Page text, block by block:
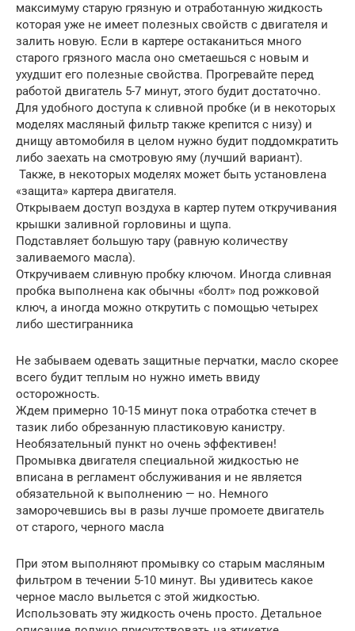
максимуму старую грязную и отработанную жидкость
которая уже не имеет полезных свойств с двигателя и
залить новую. Если в картере остаканиться много
старого грязного масла оно сметаешься с новым и
ухудшит его полезные свойства. Прогревайте перед
работой двигатель 5-7 минут, этого будит достаточно.
Для удобного доступа к сливной пробке (и в некоторых
моделях масляный фильтр также крепится с низу) и
днищу автомобиля в целом нужно будит поддомкратить
либо заехать на смотровую яму (лучший вариант).
Также, в некоторых моделях может быть установлена
«защита» картера двигателя.
Открываем доступ воздуха в картер путем откручивания
крышки заливной горловины и щупа.
Подставляет большую тару (равную количеству
заливаемого масла).
Откручиваем сливную пробку ключом. Иногда сливная
пробка выполнена как обычны «болт» под рожковой
ключ, а иногда можно открутить с помощью четырех
либо шестигранника
Не забываем одевать защитные перчатки, масло скорее
всего будит теплым но нужно иметь ввиду
осторожность.
Ждем примерно 10-15 минут пока отработка стечет в
тазик либо обрезанную пластиковую канистру.
Необязательный пункт но очень эффективен!
Промывка двигателя специальной жидкостью не
вписана в регламент обслуживания и не является
обязательной к выполнению — но. Немного
заморочевшись вы в разы лучше промоете двигатель
от старого, черного масла
При этом выполняют промывку со старым масляным
фильтром в течении 5-10 минут. Вы удивитесь какое
черное масло выльется с этой жидкостью.
Использовать эту жидкость очень просто. Детальное